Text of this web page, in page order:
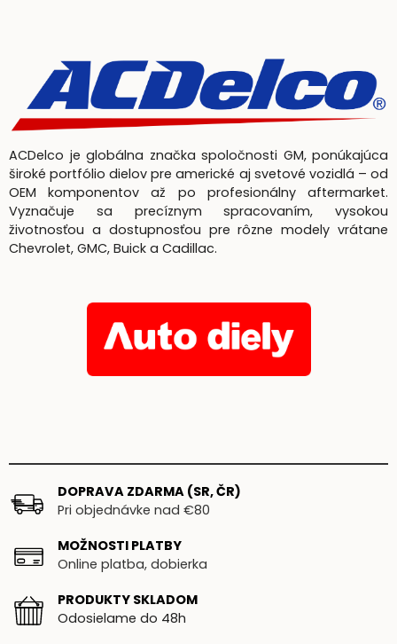
ACDelco je globálna značka spoločnosti GM, ponúkajúca
široké portfólio dielov pre americké aj svetové vozidlá – od
OEM komponentov až po profesionálny aftermarket.
Vyznačuje sa precíznym spracovaním, vysokou
životnosťou a dostupnosťou pre rôzne modely vrátane
Chevrolet, GMC, Buick a Cadillac.
DOPRAVA ZDARMA (SR, ČR)
Pri objednávke nad €80
MOŽNOSTI PLATBY
Online platba, dobierka
PRODUKTY SKLADOM
Odosielame do 48h